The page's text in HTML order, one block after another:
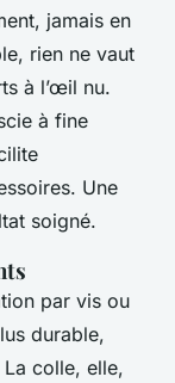
jamais en
rien ne vaut
à l’œil nu.
à fine
Une
soigné.
par vis ou
durable,
colle, elle,